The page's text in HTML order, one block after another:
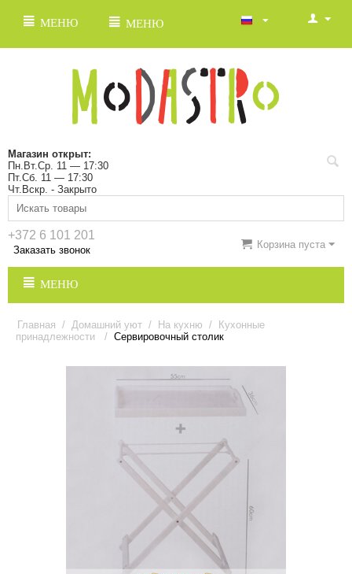
МЕНЮ МЕНЮ
Магазин открыт:
Пн.Вт.Ср. 11 — 17:30
Пт.Сб. 11 — 17:30
Чт.Вскр. - Закрыто
+372 6 101 201
Заказать звонок Корзина пуста
МЕНЮ
Главная / Домашний уют / На кухню /
Кухонные
принадлежности
/ Сервировочный столик